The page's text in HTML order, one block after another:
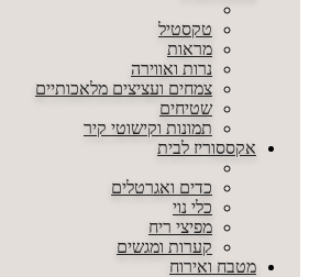
טקסטיל
מראות
נרות ואווירה
צמחים ועציצים מלאכותיים
שטיחים
תמונות וקישוטי קיר
אקססוריז לבית
כדים ואגרטלים
כלי נוי
מפיצי ריח
קערות ומגשים
מטבח ואירוח